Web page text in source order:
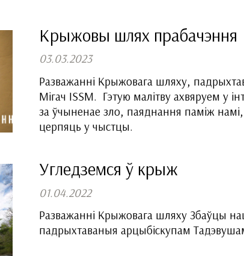
Крыжовы шлях прабачэння
03.03.2023
Разважанні Крыжовага шляху,
Мігач ISSM. Гэтую малітву ахвяруем у
за ўчыненае зло, паяднання паміж
церпяць у чыстцы.
Угледземся ў крыж
01.04.2022
Разважанні Крыжовага шляху Збаўцы
падрыхтаваныя арцыбіскупам